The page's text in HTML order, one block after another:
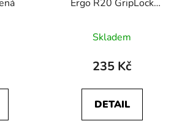
Ergo R20 GripLock
Skladem
235 Kč
DETAIL